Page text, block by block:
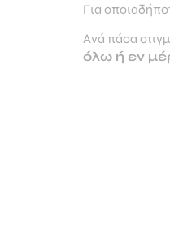
Για
Ανά πάσα
όλω ή εν